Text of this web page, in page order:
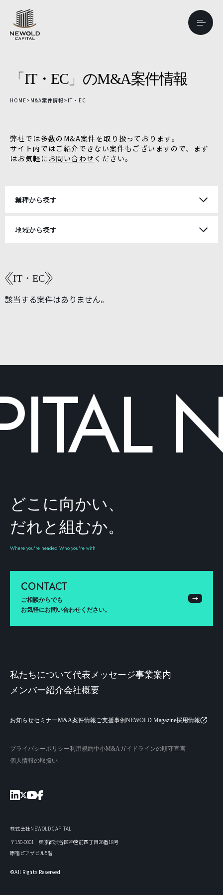
「IT・EC」のM&A案件情報
HOME> M&A案件情報> IT・EC
弊社では多数のM&A案件を取り扱っております。
サイト内ではご紹介できない案件もございますので、まず
はお気軽に お問い合わせ ください。
業種から探す
地域から探す
IT・EC
該当する案件はありません。
どこに向かい、
だれと組むか。
Where you're headed Who you're with
CONTACT
ご相談からでも
お気軽にお問い合わせください。
私たちについて代表メッセージ事業案内
メンバー紹介会社概要
お知らせセミナーM&A案件情報ご支援事例NEWOLD Magazine採用情報
プライバシーポリシー利用規約中小M&Aガイドラインの順守宣言
個人情報の取扱い
株式会社NEWOLD CAPITAL
〒150-0001 東京都渋谷区神宮前四丁目26番18号
原宿ピアザビル5階
©All Rights Reserved.